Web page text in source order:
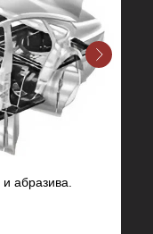
абразива.